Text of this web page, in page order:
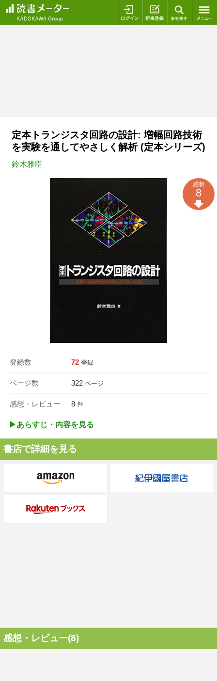
ログイン 新規登録
定本トランジスタ回路の設計: 増幅回路技術
を実験を通してやさしく解析 (定本シリーズ)
鈴木雅臣
登録数 72 登録
ページ数 322 ページ
感想・レビュー 8 件
感想
8
▶︎あらすじ・内容を見る
書店で詳細を見る
感想・レビュー(8)